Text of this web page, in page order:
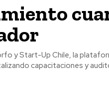
y Start-Up Chile, la
capacitaciones y